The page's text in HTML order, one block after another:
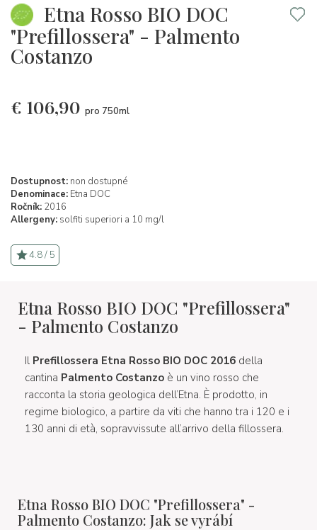
Etna Rosso BIO DOC
"Prefillossera" - Palmento
Costanzo
€ 106,90 pro 750ml
Dostupnost: non dostupné
Denominace: Etna DOC
Ročník: 2016
Allergeny: solfiti superiori a 10 mg/l
4.8 / 5
Etna Rosso BIO DOC "Prefillossera"
- Palmento Costanzo
Il Prefillossera Etna Rosso BIO DOC 2016 della
cantina Palmento Costanzo è un vino rosso che
racconta la storia geologica dell’Etna. È prodotto, in
regime biologico, a partire da viti che hanno tra i 120 e i
130 anni di età, sopravvissute all’arrivo della fillossera.
Etna Rosso BIO DOC "Prefillossera" -
Palmento Costanzo: Jak se vyrábí